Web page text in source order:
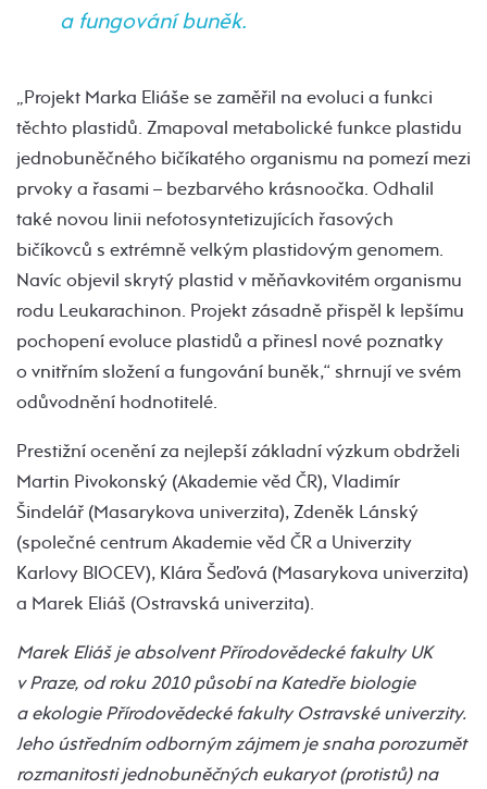
a fungování buněk.
„Projekt Marka Eliáše se zaměřil na evoluci a funkci
těchto plastidů. Zmapoval metabolické funkce plastidu
jednobuněčného bičíkatého organismu na pomezí mezi
prvoky a řasami – bezbarvého krásnoočka. Odhalil
také novou linii nefotosyntetizujících řasových
bičíkovců s extrémně velkým plastidovým genomem.
Navíc objevil skrytý plastid v měňavkovitém organismu
rodu Leukarachinon. Projekt zásadně přispěl k lepšímu
pochopení evoluce plastidů a přinesl nové poznatky
o vnitřním složení a fungování buněk,“ shrnují ve svém
odůvodnění hodnotitelé.
Prestižní ocenění za nejlepší základní výzkum obdrželi
Martin Pivokonský (Akademie věd ČR), Vladimír
Šindelář (Masarykova univerzita), Zdeněk Lánský
(společné centrum Akademie věd ČR a Univerzity
Karlovy BIOCEV), Klára Šeďová (Masarykova univerzita)
a Marek Eliáš (Ostravská univerzita).
Marek Eliáš je absolvent Přírodovědecké fakulty UK
v Praze, od roku 2010 působí na Katedře biologie
a ekologie Přírodovědecké fakulty Ostravské univerzity.
Jeho ústředním odborným zájmem je snaha porozumět
rozmanitosti jednobuněčných eukaryot (protistů) na